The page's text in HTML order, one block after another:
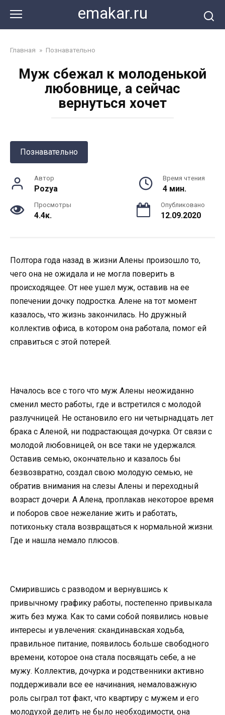
контенту
emakar.ru
Главная » Познавательно
Муж сбежал к молоденькой
любовнице, а сейчас
вернуться хочет
Познавательно
Автор
Pozya
Время чтения
4 мин.
Просмотры
4.4к.
Опубликовано
12.09.2020
Полтора года назад в жизни Алены произошло то,
чего она не ожидала и не могла поверить в
происходящее. От нее ушел муж, оставив на ее
попечении дочку подростка. Алене на тот момент
казалось, что жизнь закончилась. Но дружный
коллектив офиса, в котором она работала, помог ей
справиться с этой потерей.
Началось все с того что муж Алены неожиданно
сменил место работы, где и встретился с молодой
разлучницей. Не остановило его ни четырнадцать лет
брака с Аленой, ни подрастающая дочурка. От связи с
молодой любовницей, он все таки не удержался.
Оставив семью, окончательно и казалось бы
безвозвратно, создал свою молодую семью, не
обратив внимания на слезы Алены и переходный
возраст дочери. А Алена, проплакав некоторое время
и поборов свое нежелание жить и работать,
потихоньку стала возвращаться к нормальной жизни.
Где и нашла немало плюсов.
Смирившись с разводом и вернувшись к
привычному графику работы, постепенно привыкала
жить без мужа. Как то сами собой появились новые
интересы и увлечения: скандинавская ходьба,
правильное питание, появилось больше свободного
времени, которое она стала посвящать себе, а не
мужу. Коллектив, дочурка и родственники активно
поддерживали все ее начинания, немаловажную
роль сыграл тот факт, что квартиру с мужем и его
молодухой делить не было необходимости, она